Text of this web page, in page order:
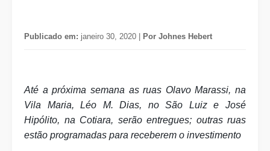
Publicado em: janeiro 30, 2020 | Por Johnes Hebert
Até a próxima semana as ruas Olavo Marassi, na
Vila Maria, Léo M. Dias, no São Luiz e José
Hipólito, na Cotiara, serão entregues; outras ruas
estão programadas para receberem o investimento